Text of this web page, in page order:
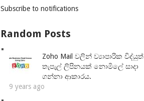
Subscribe to notifications
Random Posts
Zoho Mail වලින් ව්‍යාපාරික විද්යුත්
තැපැල් ලිපිනයක් නොමිලේ සාදා
ගන්නා ආකාරය.
9 years ago